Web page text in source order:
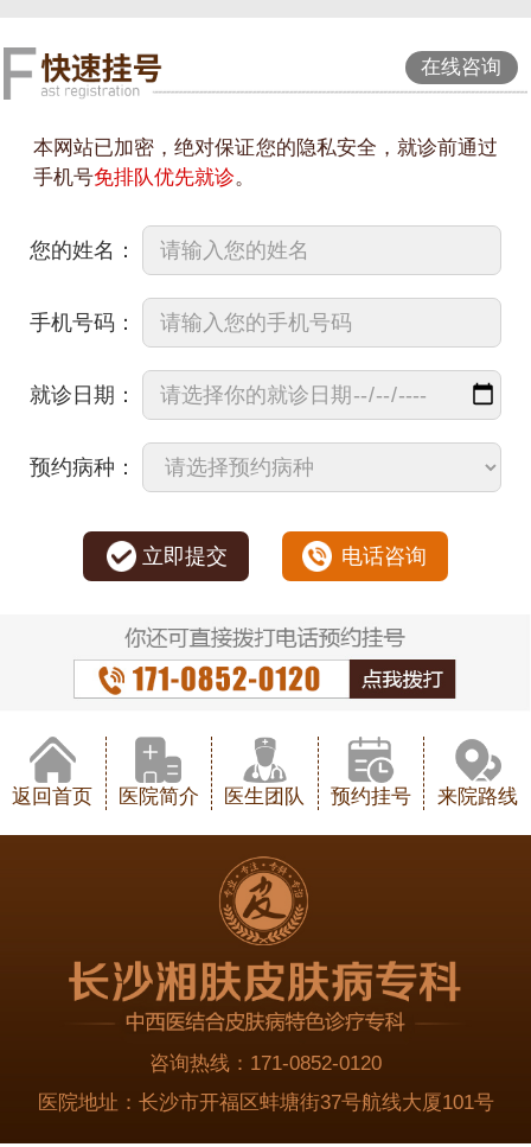
在线咨询
本网站已加密，绝对保证您的隐私安全，就诊前通过
手机号免排队优先就诊。
您的姓名：
手机号码：
就诊日期：
预约病种：
立即提交 电话咨询
返回首页 医院简介 医生团队 预约挂号 来院路线
咨询热线： 171-0852-0120
医院地址： 长沙市开福区蚌塘街37号航线大厦101号